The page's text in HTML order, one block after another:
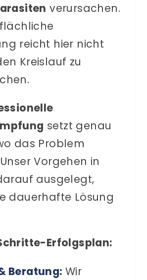
verursachen.
reicht hier nicht
Kreislauf zu
setzt genau
das Problem
Vorgehen in
ausgelegt,
dauerhafte Lösung
Erfolgsplan:
Beratung: Wir